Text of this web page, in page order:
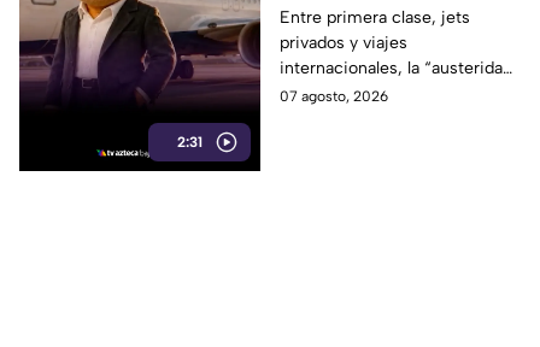
2:31
sabor a primera clase
Entre primera clase, jets
privados y viajes
internacionales, la “austeridad”
de la 4T parece tener una
07 agosto, 2026